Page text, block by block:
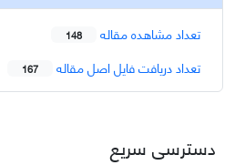
تعداد مشاهده مقاله 148
تعداد دریافت فایل اصل مقاله 167
دسترسی سریع